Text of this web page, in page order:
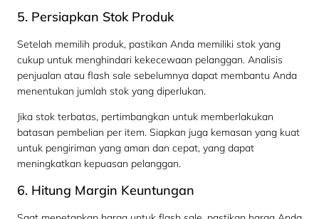
5. Persiapkan Stok Produk
Setelah memilih produk, pastikan Anda memiliki stok yang
cukup untuk menghindari kekecewaan pelanggan. Analisis
penjualan atau flash sale sebelumnya dapat membantu Anda
menentukan jumlah stok yang diperlukan.
Jika stok terbatas, pertimbangkan untuk memberlakukan
batasan pembelian per item. Siapkan juga kemasan yang kuat
untuk pengiriman yang aman dan cepat, yang dapat
meningkatkan kepuasan pelanggan.
6. Hitung Margin Keuntungan